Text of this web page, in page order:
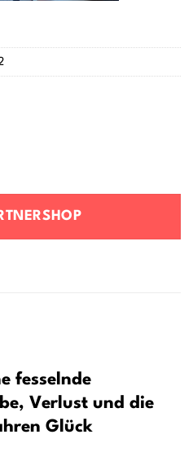
fesselnde
Verlust und die
Glück